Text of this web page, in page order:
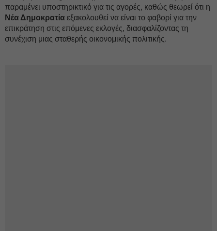
παραμένει υποστηρικτικό για τις αγορές, καθώς θεωρεί ότι η
Νέα Δημοκρατία εξακολουθεί να είναι το φαβορί για την
επικράτηση στις επόμενες εκλογές, διασφαλίζοντας τη
συνέχιση μιας σταθερής οικονομικής πολιτικής.